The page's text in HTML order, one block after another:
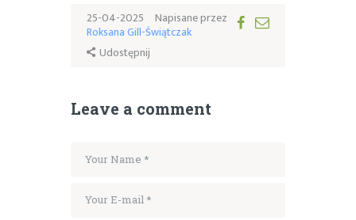
25-04-2025 Napisane przez
Roksana Gill-Świątczak
Udostępnij
Leave a comment